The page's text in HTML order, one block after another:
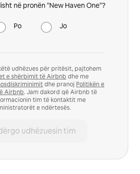
në pronën "New Haven One"?
Po Jo
udhëzues për pritësit, pajtohem
e shërbimit të Airbnb dhe me
dhe pranoj Politikën e
Airbnb. Jam dakord që Airbnb të
tim të kontaktit me
e ndërtesës.
udhëzuesin tim